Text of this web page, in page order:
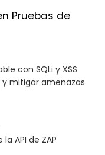
Pruebas de
con SQLi y XSS
y mitigar amenazas
API de ZAP